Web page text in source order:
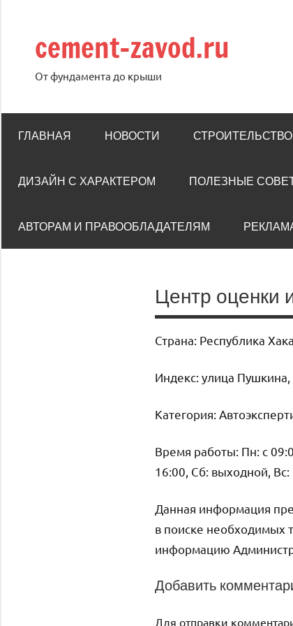
содержимому
cement-zavod.ru
От фундамента до крыши
ГЛАВНАЯ НОВОСТИ
ДИЗАЙН С ХАРАКТЕРОМ ПОЛЕЗНЫЕ
АВТОРАМ И ПРАВООБЛАДАТЕЛЯМ
Центр оценки
Страна: Республика
Индекс: улица Пушкина,
Категория:
Время работы: Пн: с
16:00, Сб: выходной,
Данная информация
в поиске необходимых
информацию
Добавить
Для отправки